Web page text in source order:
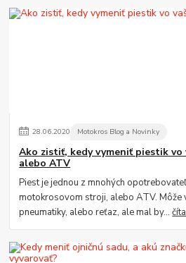
28.06.2020 Motokros Blog a Novinky
Ako zistiť, kedy vymeniť piestik vo
alebo ATV
Piest je jednou z mnohých
motokrosovom stroji, alebo ATV. Môže
pneumatiky, alebo reťaz, ale mal by...